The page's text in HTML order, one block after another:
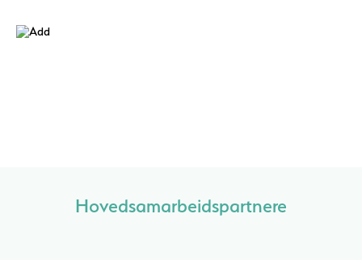
Hovedsamarbeidspartnere